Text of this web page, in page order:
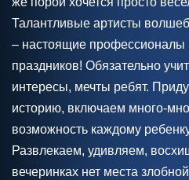
Талантливые артисты
– настоящие профессионалы
праздников! Обязательно
интересы, мечты ребят.
историю, включаем много-
возможность каждому
Развлекаем, удивляем,
вечеринках нет места